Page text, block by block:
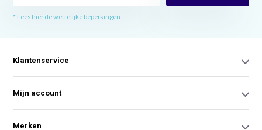
* Lees hier de wettelijke beperkingen
Klantenservice
Mijn account
Merken